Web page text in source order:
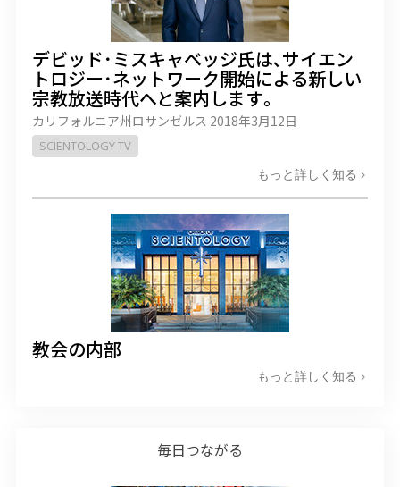
デビッド･ミスキャベッジ氏は､サイエン
トロジー･ネットワーク開始による新しい
宗教放送時代へと案内します｡
カリフォルニア州ロサンゼルス 2018年3月12日
SCIENTOLOGY TV
もっと詳しく知る
教会の内部
もっと詳しく知る
毎日つながる